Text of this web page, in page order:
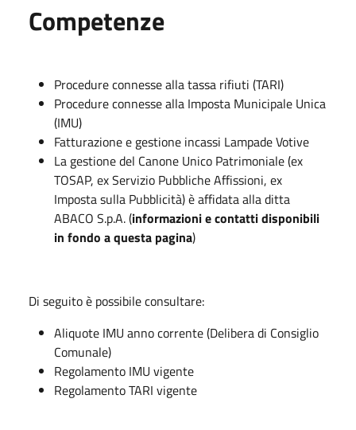
Competenze
Procedure connesse alla tassa rifiuti (TARI)
Procedure connesse alla Imposta Municipale Unica
(IMU)
Fatturazione e gestione incassi Lampade Votive
La gestione del Canone Unico Patrimoniale (ex
TOSAP, ex Servizio Pubbliche Affissioni, ex
Imposta sulla Pubblicità) è affidata alla ditta
ABACO S.p.A. (informazioni e contatti disponibili
in fondo a questa pagina)
Di seguito è possibile consultare:
Aliquote IMU anno corrente (Delibera di Consiglio
Comunale)
Regolamento IMU vigente
Regolamento TARI vigente